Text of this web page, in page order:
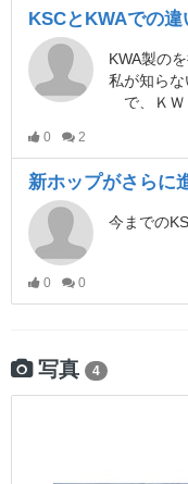
KSCとKWAでの違
私が知らな
で、ＫＷＡ製での話しでは、とても楽しいです。0.25のＢＢ弾でもストレ
0 2
新ホップがさらに
0 0
写真 4